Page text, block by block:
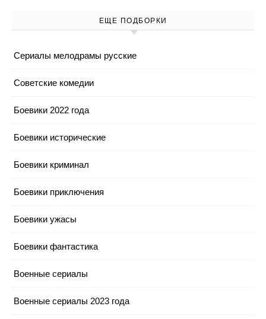
ЕЩЕ ПОДБОРКИ
Cериалы мелодрамы русские
Cоветские комедии
Боевики 2022 года
Боевики исторические
Боевики криминал
Боевики приключения
Боевики ужасы
Боевики фантастика
Военные сериалы
Военные сериалы 2023 года